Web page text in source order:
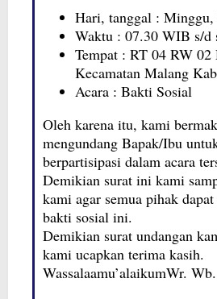
Hari, tanggal :
Waktu : 07.30 WIB s/d
Tempat : RT 04 RW 02
Kecamatan Malang
Acara : Bakti Sosial
Oleh karena itu, kami
mengundang Bapak/Ibu
berpartisipasi dalam acara
Demikian surat ini kami
kami agar semua pihak
bakti sosial ini.
Demikian surat undangan
kami ucapkan terima kasih.
Wassalaamu’alaikumWr. Wb.